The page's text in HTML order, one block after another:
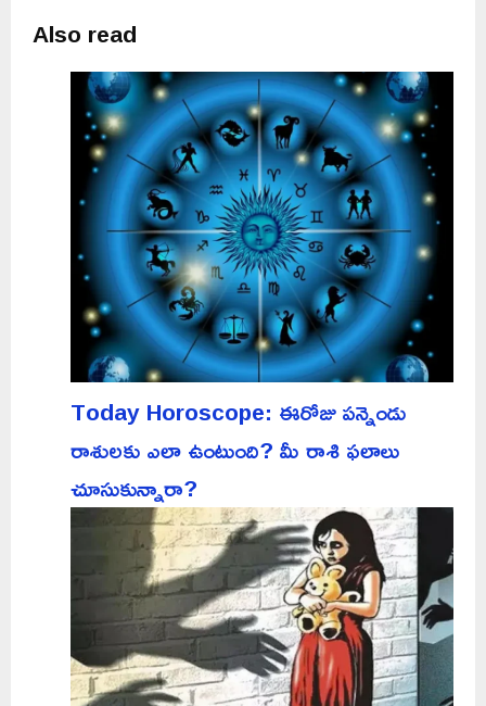
Also read
Today Horoscope: ఈరోజు పన్నెండు
రాశులకు ఎలా ఉంటుంది? మీ రాశి ఫలాలు
చూసుకున్నారా?